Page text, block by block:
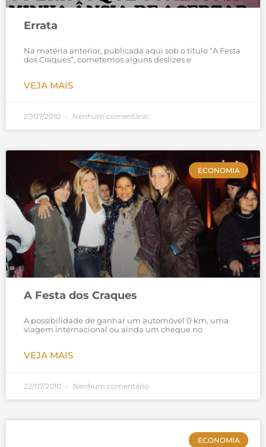
Errata
Na matéria anterior, publicada aqui sob o título “A Festa
dos Craques”, cometemos alguns deslizes e
VEJA MAIS
27/07/2010 Nenhum comentário
ECONOMIA
A Festa dos Craques
A possibilidade de ganhar um automóvel 0 km, uma
viagem internacional ou ainda um cheque no
VEJA MAIS
22/07/2010 Nenhum comentário
ECONOMIA